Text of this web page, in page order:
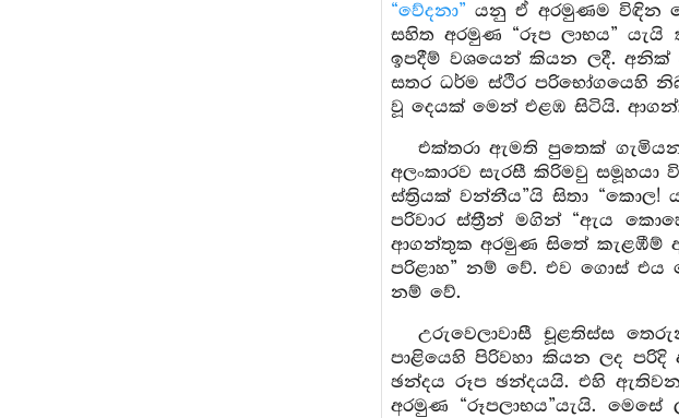
“වේදනා” යනු ඒ අරමුණම විඳින
සහිත අරමුණ “රූප ලාභය”
ඉපදීම් වශයෙන් කියන ලදී. අනික්
සතර ධර්ම ස්ථිර පරිභෝගයෙහි
වූ දෙයක් මෙන් එළඹ සිටියි.
එක්තරා ඇමති පුතෙක්
අලංකාරව සැරසී කිරිමවු
ස්ත්‍රියක් වන්නීය”යි සිතා “කොල!
පරිවාර ස්ත්‍රීන් මගින් “ඇය
ආගන්තුක අරමුණ සිතේ කැළඹීම්
පරිළාහ” නම් වේ. එව ගොස් එය
නම් වේ.
උරුවෙලාවාසී චූළතිස්ස
පාළියෙහි පිරිවහා කියන ලද
ඡන්දය රූප ඡන්දයයි. එහි ඇතිවන
අරමුණ “රූපලාභය”යැයි.